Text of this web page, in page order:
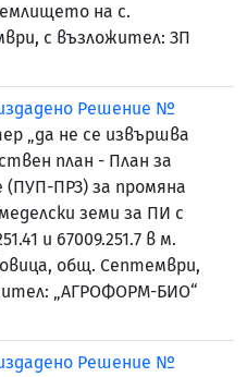
на с.
с възложител: ЗП
Решение №
„да не се извършва
план - План за
(ПУП-ПРЗ) за промяна
земи за ПИ с
и 67009.251.7 в м.
общ. Септември,
„АГРОФОРМ-БИО“
Решение №